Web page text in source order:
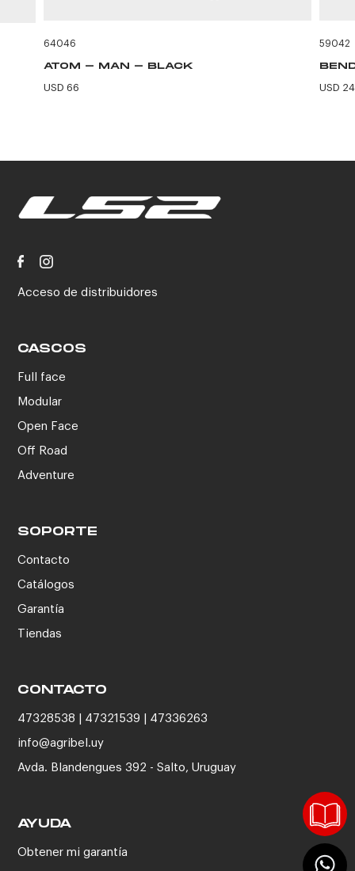
64046
ATOM - MAN - BLACK
USD 66
59042
USD 24
Acceso de distribuidores
CASCOS
Full face
Modular
Open Face
Off Road
Adventure
SOPORTE
Contacto
Catálogos
Garantía
Tiendas
CONTACTO
47328538 | 47321539 | 47336263
info@agribel.uy
Avda. Blandengues 392 - Salto, Uruguay
AYUDA
Obtener mi garantía